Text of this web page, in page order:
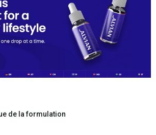
de la formulation